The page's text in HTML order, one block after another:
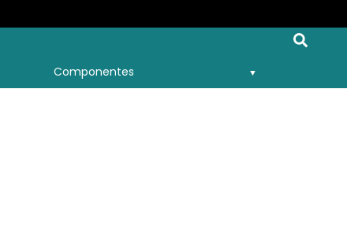
Componentes